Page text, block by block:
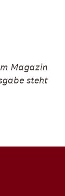
Magazin
steht